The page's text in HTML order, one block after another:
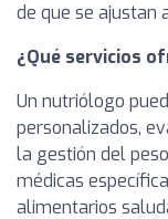
de que se ajustan
¿Qué servicios
Un nutriólogo
personalizados,
la gestión del
médicas
alimentarios